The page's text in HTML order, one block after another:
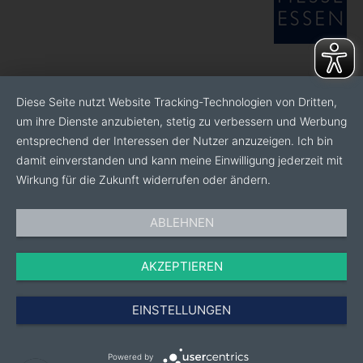
Diese Seite nutzt Website Tracking-Technologien von Dritten,
um ihre Dienste anzubieten, stetig zu verbessern und Werbung
entsprechend der Interessen der Nutzer anzuzeigen. Ich bin
damit einverstanden und kann meine Einwilligung jederzeit mit
Wirkung für die Zukunft widerrufen oder ändern.
ABLEHNEN
AKZEPTIEREN
EINSTELLUNGEN
Powered by